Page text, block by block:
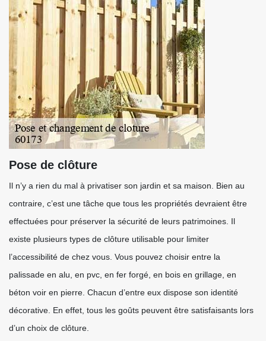
Pose de clôture
Il n’y a rien du mal à privatiser son jardin et sa maison. Bien au
contraire, c’est une tâche que tous les propriétés devraient être
effectuées pour préserver la sécurité de leurs patrimoines. Il
existe plusieurs types de clôture utilisable pour limiter
l’accessibilité de chez vous. Vous pouvez choisir entre la
palissade en alu, en pvc, en fer forgé, en bois en grillage, en
béton voir en pierre. Chacun d’entre eux dispose son identité
décorative. En effet, tous les goûts peuvent être satisfaisants lors
d’un choix de clôture.